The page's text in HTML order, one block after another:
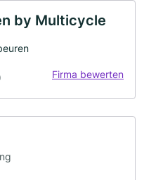
by Multicycle
Firma bewerten